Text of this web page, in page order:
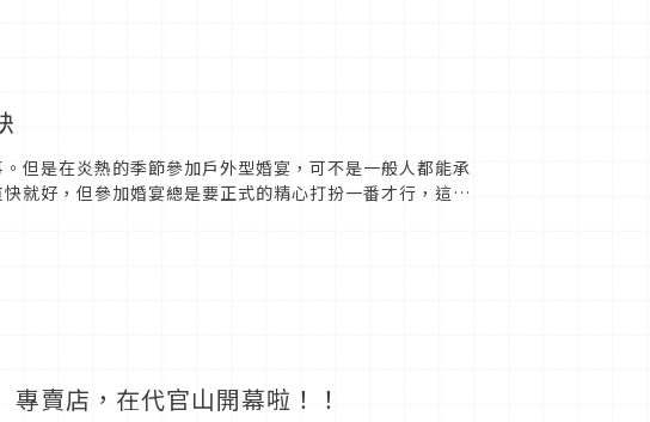
但是在炎熱的季節參加戶外型婚宴，可不是一般人都能承
就好，但參加婚宴總是要正式的精心打扮一番才行，這下
賣店，在代官山開幕啦！！